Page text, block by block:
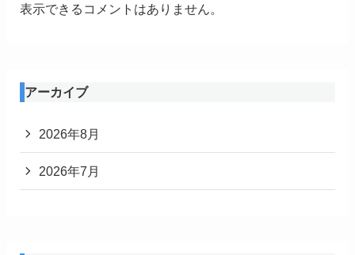
表示できるコメントはありません。
アーカイブ
2026年8月
2026年7月